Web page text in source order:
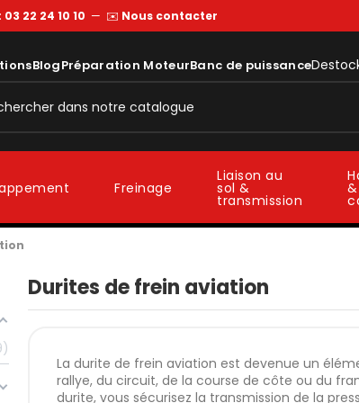
03 22 24 10 10 — ✉️ Nous contacter
BlogPréparation MoteurBanc de puissance
Freinage
Liaison au
sol &
transmission
&
Durites de frein aviation
La durite de frein aviation est devenue un
rallye, du circuit, de la course de côte ou du
durite, vous sécurisez la transmission de la